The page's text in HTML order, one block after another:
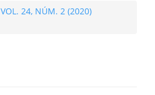
VOL. 24, NÚM. 2 (2020)